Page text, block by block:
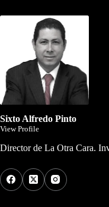
Sixto Alfredo Pinto
View Profile
Director de La Otra Cara.